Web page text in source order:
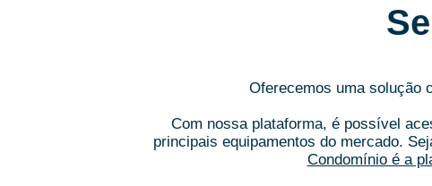
Oferecemos uma solução
Com nossa plataforma, é possível
principais equipamentos do mercado.
Condomínio é a